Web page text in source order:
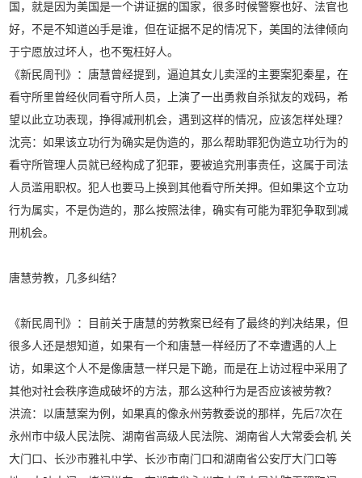
国，就是因为美国是一个讲证据的国家，很多时候警察也好、法官也
好，不是不知道凶手是谁，但在证据不足的情况下，美国的法律倾向
于宁愿放过坏人，也不冤枉好人。
《新民周刊》：唐慧曾经提到，逼迫其女儿卖淫的主要案犯秦星，在
看守所里曾经伙同看守所人员，上演了一出勇救自杀狱友的戏码，希
望以此立功表现，挣得减刑机会，遇到这样的情况，应该怎样处理？
沈亮：如果该立功行为确实是伪造的，那么帮助罪犯伪造立功行为的
看守所管理人员就已经构成了犯罪，要被追究刑事责任，这属于司法
人员滥用职权。犯人也要马上换到其他看守所关押。但如果这个立功
行为属实，不是伪造的，那么按照法律，确实有可能为罪犯争取到减
刑机会。
唐慧劳教，几多纠结？
《新民周刊》：目前关于唐慧的劳教案已经有了最终的判决结果，但
很多人还是想知道，如果有一个和唐慧一样经历了不幸遭遇的人上
访，如果这个人不是像唐慧一样只是下跪，而是在上访过程中采用了
其他对社会秩序造成破坏的方法，那么这种行为是否应该被劳教？
洪流：以唐慧案为例，如果真的像永州劳教委说的那样，先后7次在
永州市中级人民法院、湖南省高级人民法院、湖南省人大常委会机 关
大门口、长沙市雅礼中学、长沙市南门口和湖南省公安厅大门口等